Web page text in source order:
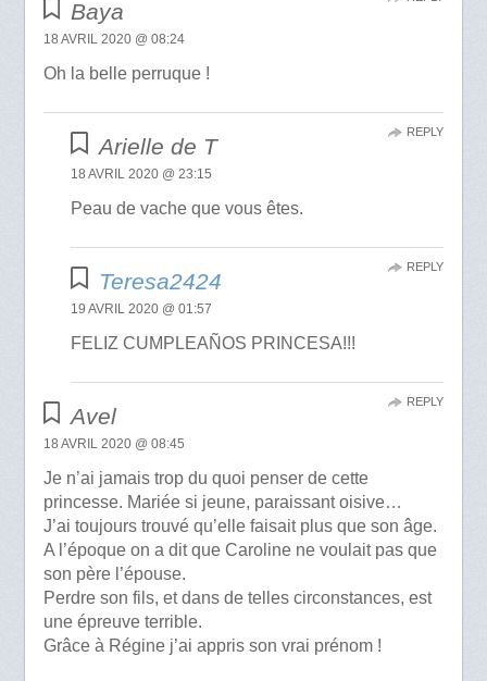
Baya
18 AVRIL 2020 @ 08:24
Oh la belle perruque !
Arielle de T
18 AVRIL 2020 @ 23:15
Peau de vache que vous êtes.
REPLY
Teresa2424
19 AVRIL 2020 @ 01:57
FELIZ CUMPLEAÑOS PRINCESA!!!
REPLY
Avel
18 AVRIL 2020 @ 08:45
Je n’ai jamais trop du quoi penser de cette
princesse. Mariée si jeune, paraissant oisive…
J’ai toujours trouvé qu’elle faisait plus que son âge.
A l’époque on a dit que Caroline ne voulait pas que
son père l’épouse.
Perdre son fils, et dans de telles circonstances, est
une épreuve terrible.
Grâce à Régine j’ai appris son vrai prénom !
REPLY